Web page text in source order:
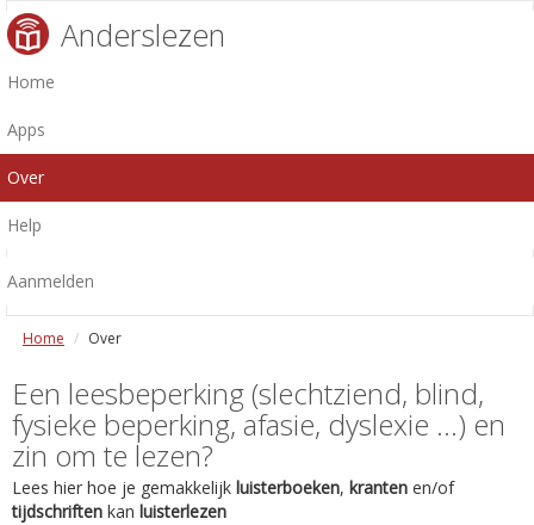
Anderslezen
Home
Apps
Over
Help
Aanmelden
Home Over
Een leesbeperking (slechtziend, blind,
fysieke beperking, afasie, dyslexie ...) en
zin om te lezen?
Lees hier hoe je gemakkelijk luisterboeken, kranten en/of
tijdschriften kan luisterlezen